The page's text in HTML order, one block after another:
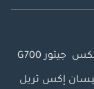
جيتور G700
إكس تريل